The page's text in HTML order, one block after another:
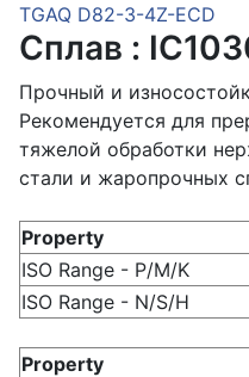
TGAQ D82-3-4Z-ECD
Сплав :
Прочный и
Рекомендуется для
тяжелой обработки
стали и жаропрочных
Property
ISO Range - P/M/K
ISO Range - N/S/H
Property